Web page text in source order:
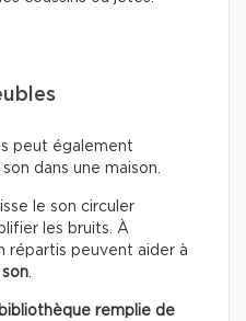
peut également
dans une maison.
le son circuler
les bruits. À
répartis peuvent aider à
.
remplie de